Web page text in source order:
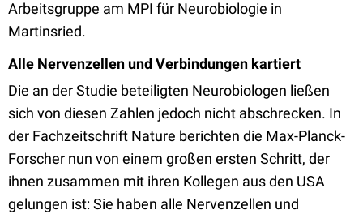
Arbeitsgruppe am MPI für Neurobiologie in
Martinsried.
Alle Nervenzellen und Verbindungen kartiert
Die an der Studie beteiligten Neurobiologen ließen
sich von diesen Zahlen jedoch nicht abschrecken. In
der Fachzeitschrift Nature berichten die Max-Planck-
Forscher nun von einem großen ersten Schritt, der
ihnen zusammen mit ihren Kollegen aus den USA
gelungen ist: Sie haben alle Nervenzellen und